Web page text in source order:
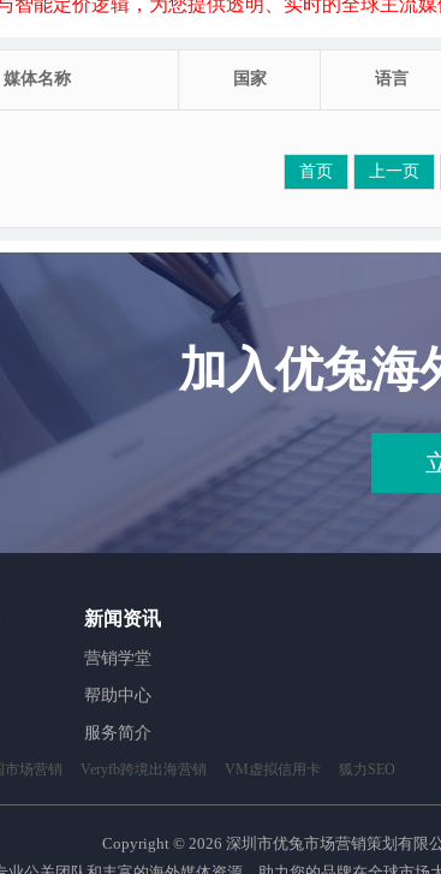
智能定价逻辑，为您提供透明、实时的全球主流
媒体名称 国家 语言
首页 上一页
加入优兔海
新闻资讯
营销学堂
帮助中心
服务简介
市场营销 Veryfb跨境出海营销 VM虚拟信用卡 狐力SEO
Copyright © 2026 深圳市优兔市场营销策划有限